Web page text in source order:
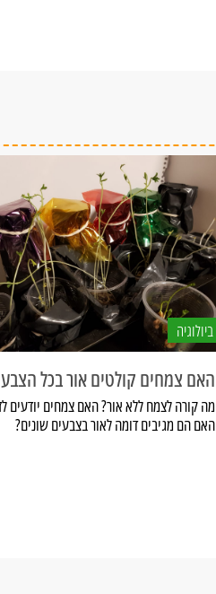
ביולוגיה
האם צמחים קולטים אור בכל
מה קורה לצמח ללא אור? האם צמחים יודעים
האם הם מגיבים דומה לאור בצבעים שונים?